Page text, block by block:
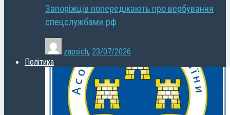
Запоріжців попереджають про вербування
спецслужбами рф
zapsich, 23/07/2026
Політика